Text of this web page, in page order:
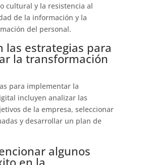
cultural y la resistencia al
de la información y la
del personal.
las estrategias para
la transformación
para implementar la
incluyen analizar las
de la empresa, seleccionar
y desarrollar un plan de
algunos
en la